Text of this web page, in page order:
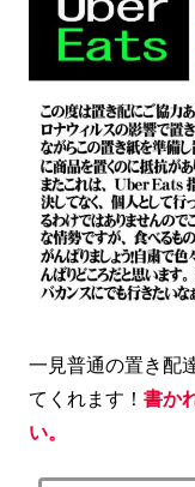
一見普通の置き配
てくれます！ 書か
い。